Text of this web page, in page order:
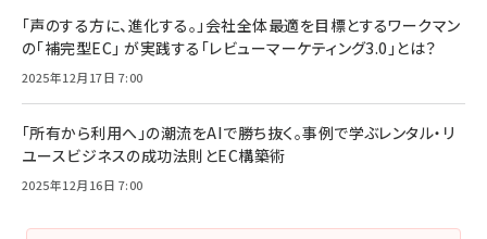
「声のする方に、進化する。」会社全体最適を目標とするワークマン
の「補完型EC」 が実践する「レビューマーケティング3.0」とは？
2025年12月17日 7:00
「所有から利用へ」の潮流をAIで勝ち抜く。事例で学ぶレンタル・リ
ユースビジネスの成功法則とEC構築術
2025年12月16日 7:00